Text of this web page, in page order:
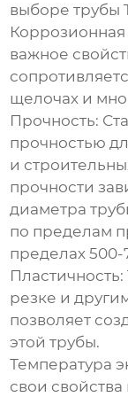
выборетрубы
Коррозионная
важное
щелочах и
Прочность:
прочностью
и
прочности
диаметра
по пределам
пределах
Пластичность:
резке и
позволяет
этой трубы.
Температура
свои